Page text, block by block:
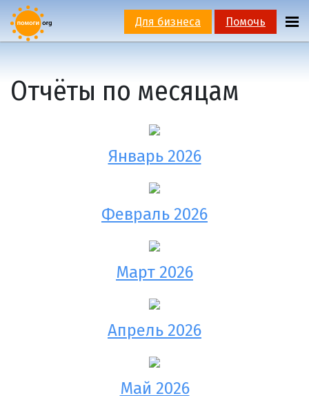
Для бизнеса Помочь
Отчёты по месяцам
Январь 2026
Февраль 2026
Март 2026
Апрель 2026
Май 2026